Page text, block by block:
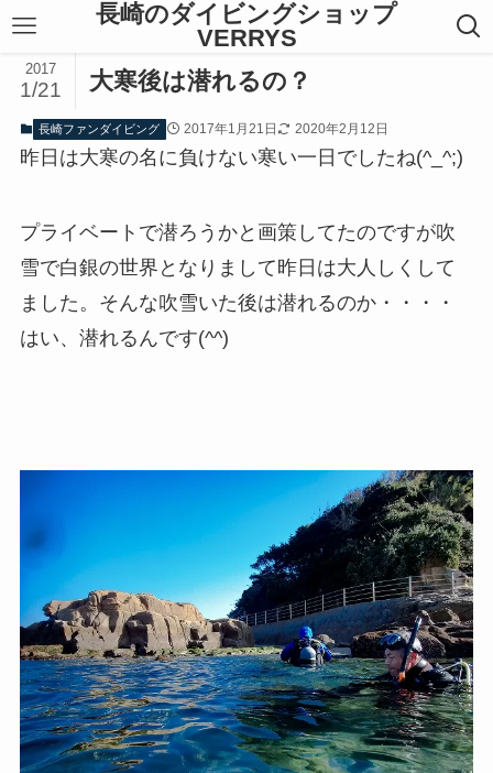
長崎のダイビングショップ
VERRYS
大寒後は潜れるの？
2017
1/21
長崎ファンダイビング 2017年1月21日 2020年2月12日
昨日は大寒の名に負けない寒い一日でしたね(^_^;)
プライベートで潜ろうかと画策してたのですが吹
雪で白銀の世界となりまして昨日は大人しくして
ました。そんな吹雪いた後は潜れるのか・・・・
はい、潜れるんです(^^)